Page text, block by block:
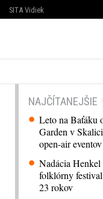
SITA Vidiek
NAJČÍTANEJŠIE
Leto na Baťáku
Garden v
open-air eventov
Nadácia
folklórny
23 rokov